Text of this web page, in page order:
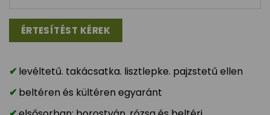
levéltetű. takácsatka. lisztlepke. pajzstetű ellen
beltéren és kültéren egyaránt